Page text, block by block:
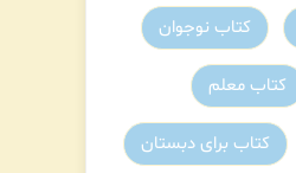
کتاب نوجوان
کتاب معلم
کتاب برای دبستان